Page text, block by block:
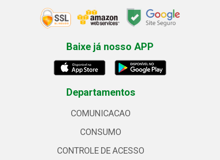
Baixe já nosso APP
Departamentos
COMUNICACAO
CONSUMO
CONTROLE DE ACESSO